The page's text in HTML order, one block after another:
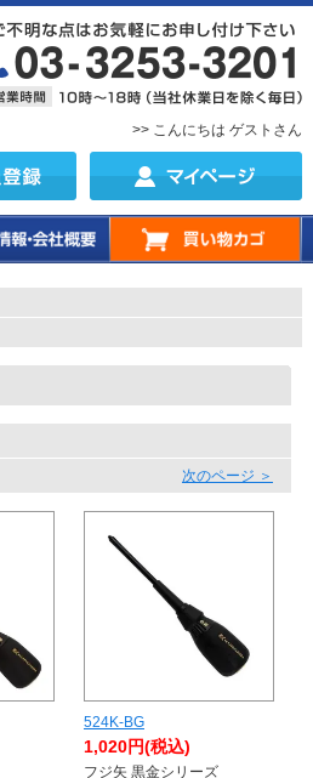
>> こんにちは ゲストさん
次のページ ＞
524K-BG
1,020円(税込)
フジ矢 黒金シリーズ